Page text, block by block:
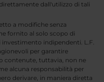
dall'utilizzo di tali
a modifiche senza
fornito al solo scopo di
indipendenti. L.F.
per garantire
contenute, tuttavia, non ne
alcuna responsabilità per
derivare, in maniera diretta